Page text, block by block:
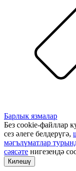
Барлык язмалар
Без cookie-файллар
сез әлеге белдерүгә,
мәгълүматлар
сәясәте нигезендә
Килешү